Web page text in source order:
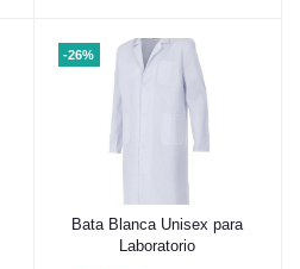
-26%
Añadir al carrito
Bata Blanca Unisex para
Laboratorio